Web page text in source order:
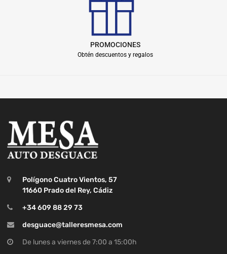
PROMOCIONES
Obtén descuentos y regalos
Polígono Cuatro Vientos, 57
11660 Prado del Rey, Cádiz
+34 609 88 29 73
desguace@talleresmesa.com
De lunes a viernes de 7:00 a 15:00h